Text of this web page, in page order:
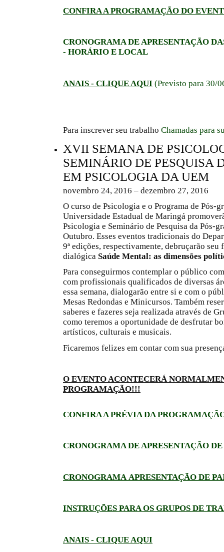
CONFIRA A PROGRAMAÇÃO DO
CRONOGRAMA DE APRESENTAÇÃO
- HORÁRIO E LOCAL
ANAIS - CLIQUE AQUI (Previsto para 30/
Para inscrever seu trabalho Chamadas para
XVII SEMANA DE
SEMINÁRIO DE PESQUISA
EM PSICOLOGIA DA UEM
novembro 24, 2016 – dezembro 27, 2016
O curso de Psicologia e o Programa de Pós-
Universidade Estadual de Maringá
Psicologia e Seminário de Pesquisa da Pós-
Outubro. Esses eventos tradicionais do
9ª edições, respectivamente, debruçarão
dialógica Saúde Mental: as dimensões
Para conseguirmos contemplar o público
com profissionais qualificados de diversas
essa semana, dialogarão entre si e com o
Mesas Redondas e Minicursos. Também
saberes e fazeres seja realizada através de
como teremos a oportunidade de desfrutar
artísticos, culturais e musicais.
Ficaremos felizes em contar com sua
O EVENTO ACONTECERÁ
PROGRAMAÇÃO!!!
CONFIRA A PRÉVIA DA
CRONOGRAMA DE APRESENTAÇÃO
CRONOGRAMA APRESENTAÇÃO DE
INSTRUÇÕES PARA OS GRUPOS DE
ANAIS - CLIQUE AQUI